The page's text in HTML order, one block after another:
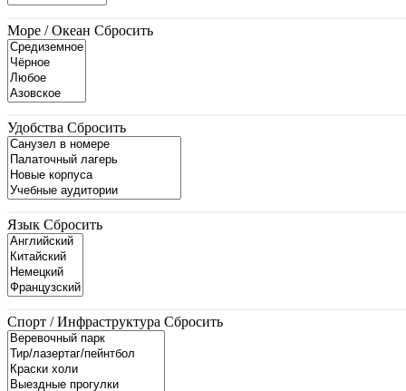
Море / Океан Сбросить
Удобства Сбросить
Язык Сбросить
Спорт / Инфраструктура Сбросить